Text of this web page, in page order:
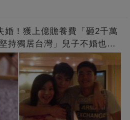
婚！獲上億贍養費「砸2千萬
持獨居台灣」兒子不婚也支